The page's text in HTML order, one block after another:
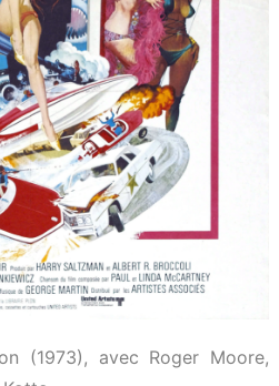
(1973), avec Roger Moore,